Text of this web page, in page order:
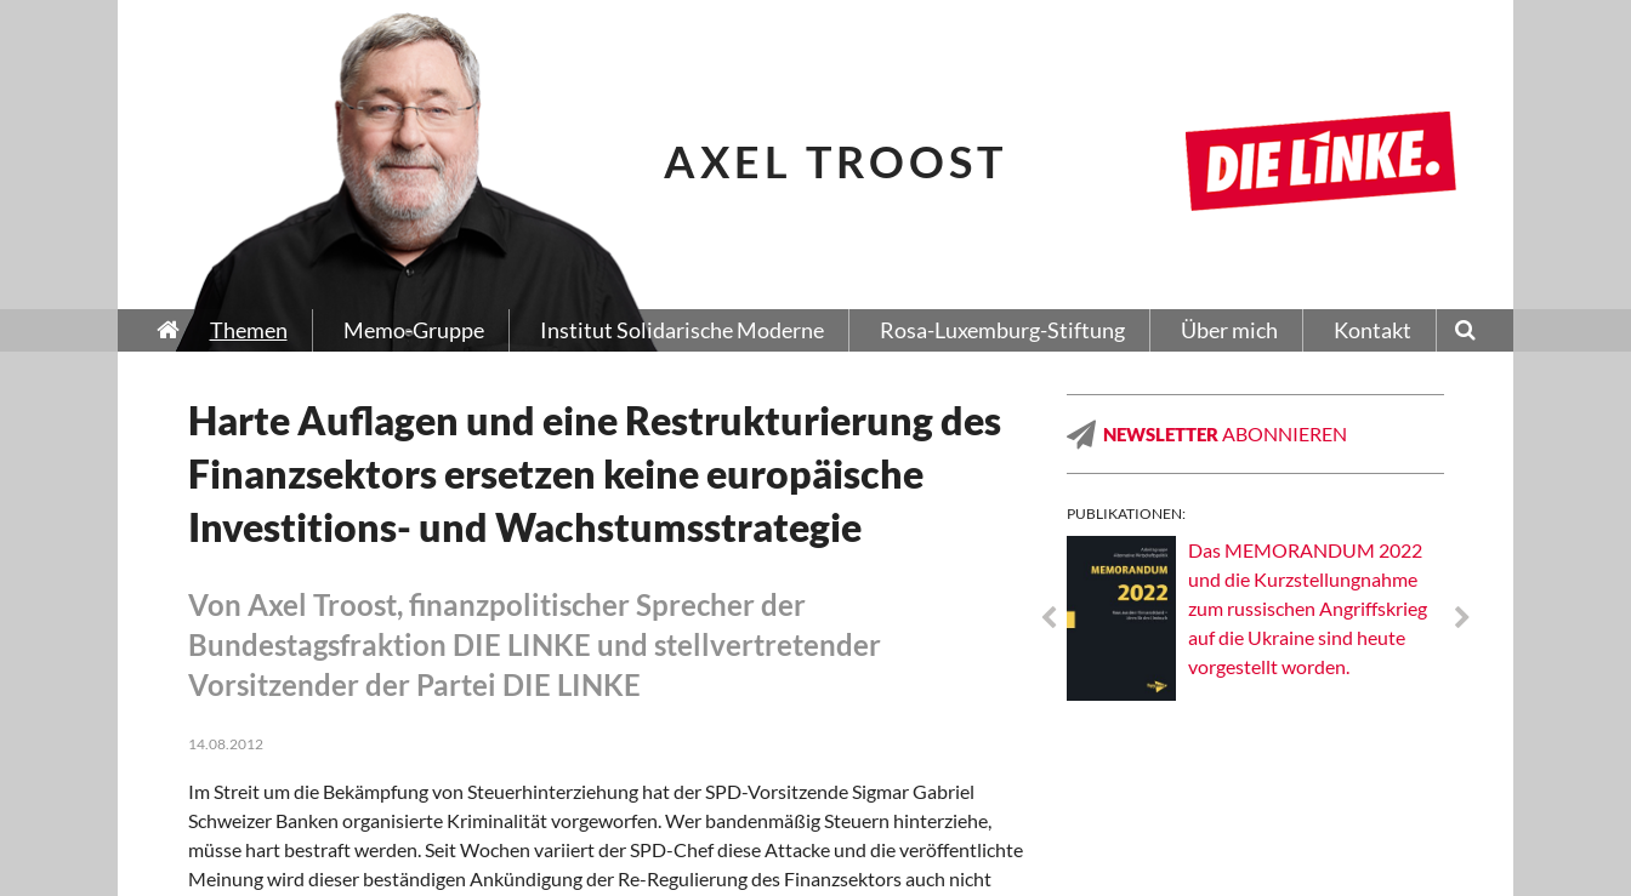
AXEL TROOST
Themen Memo-Gruppe Institut Solidarische Moderne Rosa-Luxemburg-Stiftung Über mich Kontakt
Harte Auflagen und eine Restrukturierung des
Finanzsektors ersetzen keine europäische
Investitions- und Wachstumsstrategie
Von Axel Troost, finanzpolitischer Sprecher der
Bundestagsfraktion DIE LINKE und stellvertretender
Vorsitzender der Partei DIE LINKE
14.08.2012
Im Streit um die Bekämpfung von Steuerhinterziehung hat der SPD-Vorsitzende Sigmar Gabriel
Schweizer Banken organisierte Kriminalität vorgeworfen. Wer bandenmäßig Steuern hinterziehe,
müsse hart bestraft werden. Seit Wochen variiert der SPD-Chef diese Attacke und die veröffentlichte
Meinung wird dieser beständigen Ankündigung der Re-Regulierung des Finanzsektors auch nicht
NEWSLETTER ABONNIEREN
PUBLIKATIONEN:
Solidarisches EUropa -
Das MEMORANDUM 2022
und die Kurzstellungnahme
zum russischen Angriffskrieg
auf die Ukraine sind heute
vorgestellt worden.